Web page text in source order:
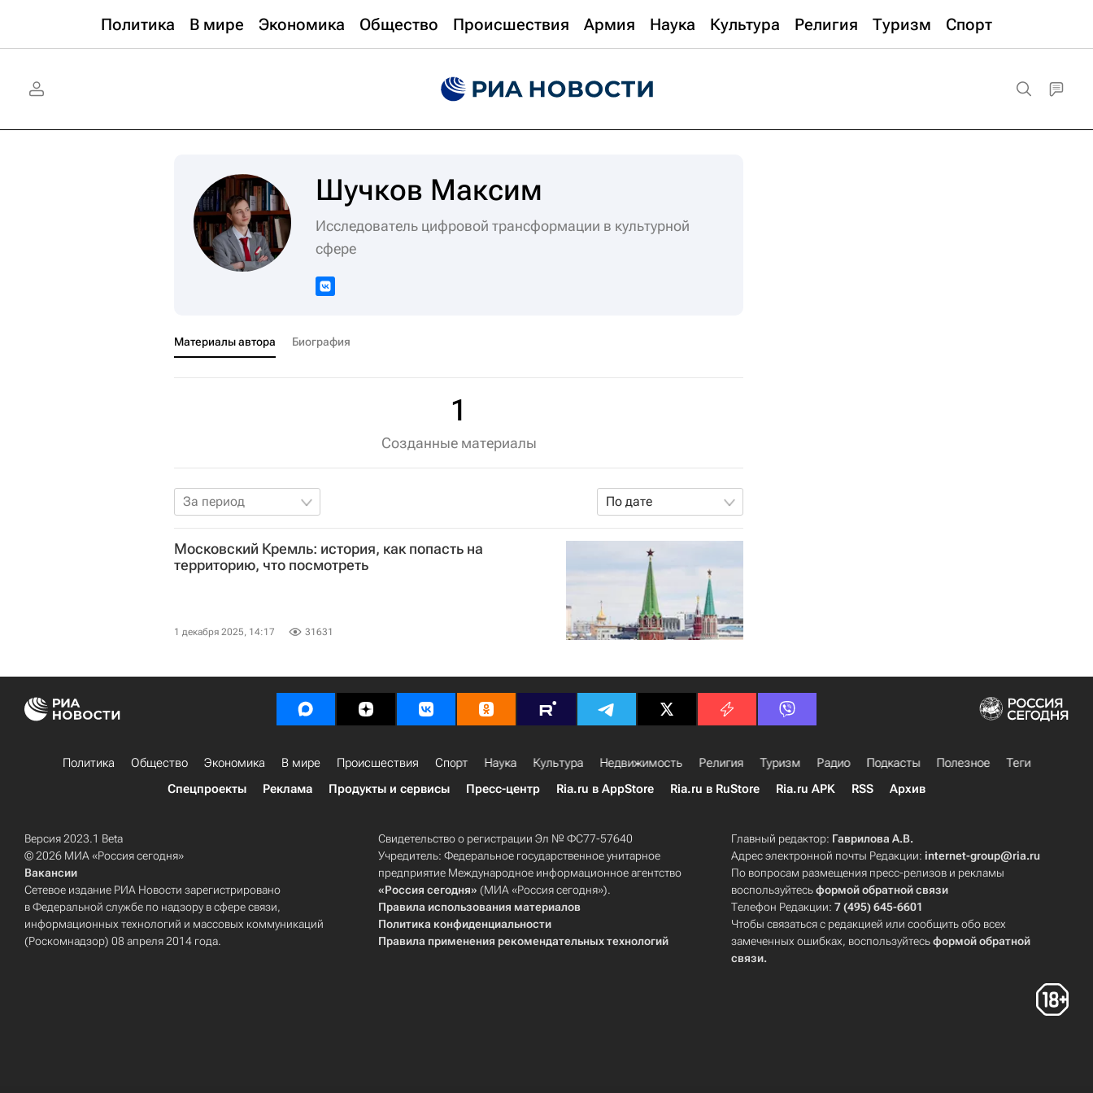
Политика В мире Экономика Общество Происшествия Армия Наука Культура Религия Туризм Спорт
Шучков Максим
Исследователь цифровой трансформации в культурной
сфере
Материалы автора Биография
1
Созданные материалы
За период По дате
Московский Кремль: история, как попасть на
территорию, что посмотреть
1 декабря 2025, 14:17 31631
Политика Общество Экономика В мире Происшествия Спорт Наука Культура Недвижимость Религия Туризм Радио Подкасты Полезное
Теги
Спецпроекты
Реклама Продукты и сервисы Пресс-центр Ria.ru в AppStore Ria.ru в RuStore Ria.ru APK RSS Архив
Версия 2023.1 Beta
© 2026 МИА «Россия сегодня»
Вакансии
Сетевое издание РИА Новости зарегистрировано
в Федеральной службе по надзору в сфере связи,
информационных технологий и массовых коммуникаций
(Роскомнадзор) 08 апреля 2014 года.
Свидетельство о регистрации Эл № ФС77-57640
Учредитель: Федеральное государственное унитарное
предприятие Международное информационное агентство
«Россия сегодня» (МИА «Россия сегодня»).
Правила использования материалов
Политика конфиденциальности
Правила применения рекомендательных технологий
Главный редактор: Гаврилова А.В.
Адрес электронной почты Редакции:internet-group@ria.ru
По вопросам размещения пресс-релизов и рекламы
воспользуйтесьформой обратной связи
Телефон Редакции:7 (495) 645-6601
Чтобы связаться с редакцией или сообщить обо всех
замеченных ошибках, воспользуйтесьформой обратной
связи.